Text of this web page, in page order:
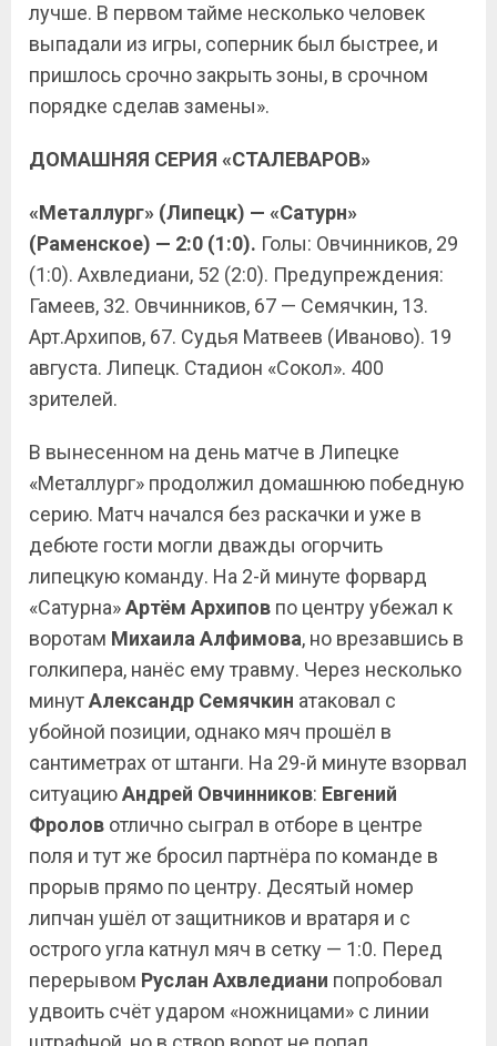
лучше. В первом тайме несколько человек
выпадали из игры, соперник был быстрее, и
пришлось срочно закрыть зоны, в срочном
порядке сделав замены».
ДОМАШНЯЯ СЕРИЯ «СТАЛЕВАРОВ»
«Металлург» (Липецк) — «Сатурн»
(Раменское) — 2:0 (1:0). Голы: Овчинников, 29
(1:0). Ахвледиани, 52 (2:0). Предупреждения:
Гамеев, 32. Овчинников, 67 — Семячкин, 13.
Арт.Архипов, 67. Судья Матвеев (Иваново). 19
августа. Липецк. Стадион «Сокол». 400
зрителей.
В вынесенном на день матче в Липецке
«Металлург» продолжил домашнюю победную
серию. Матч начался без раскачки и уже в
дебюте гости могли дважды огорчить
липецкую команду. На 2-й минуте форвард
«Сатурна»Артём Архипов по центру убежал к
воротам Михаила Алфимова, но врезавшись в
голкипера, нанёс ему травму. Через несколько
минутАлександр Семячкин атаковал с
убойной позиции, однако мяч прошёл в
сантиметрах от штанги. На 29-й минуте взорвал
ситуациюАндрей Овчинников: Евгений
Фролов отлично сыграл в отборе в центре
поля и тут же бросил партнёра по команде в
прорыв прямо по центру. Десятый номер
липчан ушёл от защитников и вратаря и с
острого угла катнул мяч в сетку — 1:0. Перед
перерывом Руслан Ахвледиани попробовал
удвоить счёт ударом «ножницами» с линии